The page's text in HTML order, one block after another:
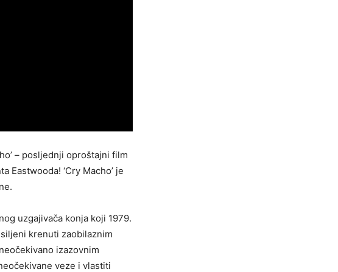
– posljednji oproštajni film
Eastwooda! ‘Cry Macho’ je
uzgajivača konja koji 1979.
krenuti zaobilaznim
izazovnim
veze i vlastiti